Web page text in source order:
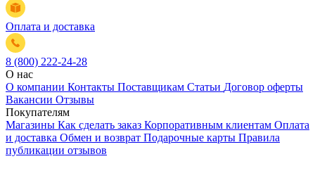
Оплата и доставка
8 (800) 222-24-28
О нас
О компании Контакты Поставщикам Статьи Договор оферты
Вакансии Отзывы
Покупателям
Магазины Как сделать заказ Корпоративным клиентам Оплата
и доставка Обмен и возврат Подарочные карты Правила
публикации отзывов